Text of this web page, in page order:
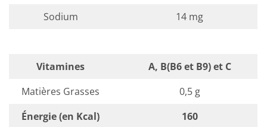
Sodium
14 mg
Vitamines
A, B(B6 et B9) et C
Matières Grasses
0,5 g
Énergie (en Kcal)
160